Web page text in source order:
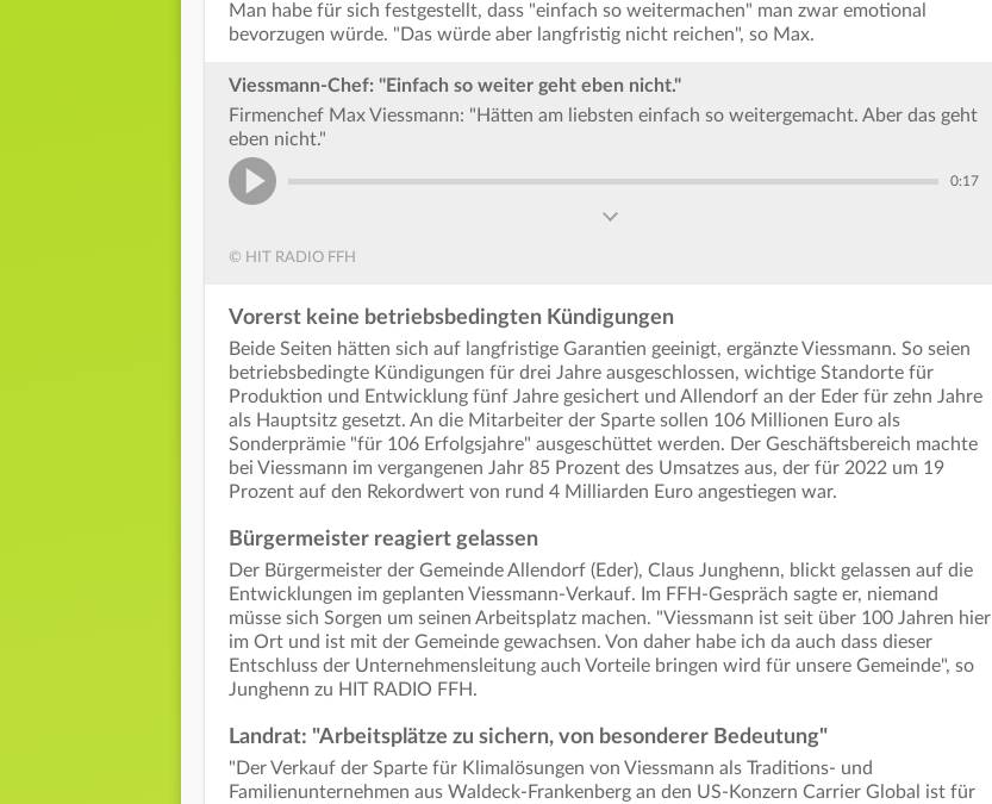
Man habe für sich festgestellt, dass "einfach so weitermachen" man zwar emotional
bevorzugen würde. "Das würde aber langfristig nicht reichen", so Max.
Viessmann-Chef: "Einfach so weiter geht eben nicht."
Firmenchef Max Viessmann: "Hätten am liebsten einfach so weitergemacht. Aber das geht
eben nicht."
0:17
© HIT RADIO FFH
Vorerst keine betriebsbedingten Kündigungen
Beide Seiten hätten sich auf langfristige Garantien geeinigt, ergänzte Viessmann. So seien
betriebsbedingte Kündigungen für drei Jahre ausgeschlossen, wichtige Standorte für
Produktion und Entwicklung fünf Jahre gesichert und Allendorf an der Eder für zehn Jahre
als Hauptsitz gesetzt. An die Mitarbeiter der Sparte sollen 106 Millionen Euro als
Sonderprämie "für 106 Erfolgsjahre" ausgeschüttet werden. Der Geschäftsbereich machte
bei Viessmann im vergangenen Jahr 85 Prozent des Umsatzes aus, der für 2022 um 19
Prozent auf den Rekordwert von rund 4 Milliarden Euro angestiegen war.
Bürgermeister reagiert gelassen
Der Bürgermeister der Gemeinde Allendorf (Eder), Claus Junghenn, blickt gelassen auf die
Entwicklungen im geplanten Viessmann-Verkauf. Im FFH-Gespräch sagte er, niemand
müsse sich Sorgen um seinen Arbeitsplatz machen. "Viessmann ist seit über 100 Jahren hier
im Ort und ist mit der Gemeinde gewachsen. Von daher habe ich da auch dass dieser
Entschluss der Unternehmensleitung auch Vorteile bringen wird für unsere Gemeinde", so
Junghenn zu HIT RADIO FFH.
Landrat: "Arbeitsplätze zu sichern, von besonderer Bedeutung"
"Der Verkauf der Sparte für Klimalösungen von Viessmann als Traditions- und
Familienunternehmen aus Waldeck-Frankenberg an den US-Konzern Carrier Global ist für